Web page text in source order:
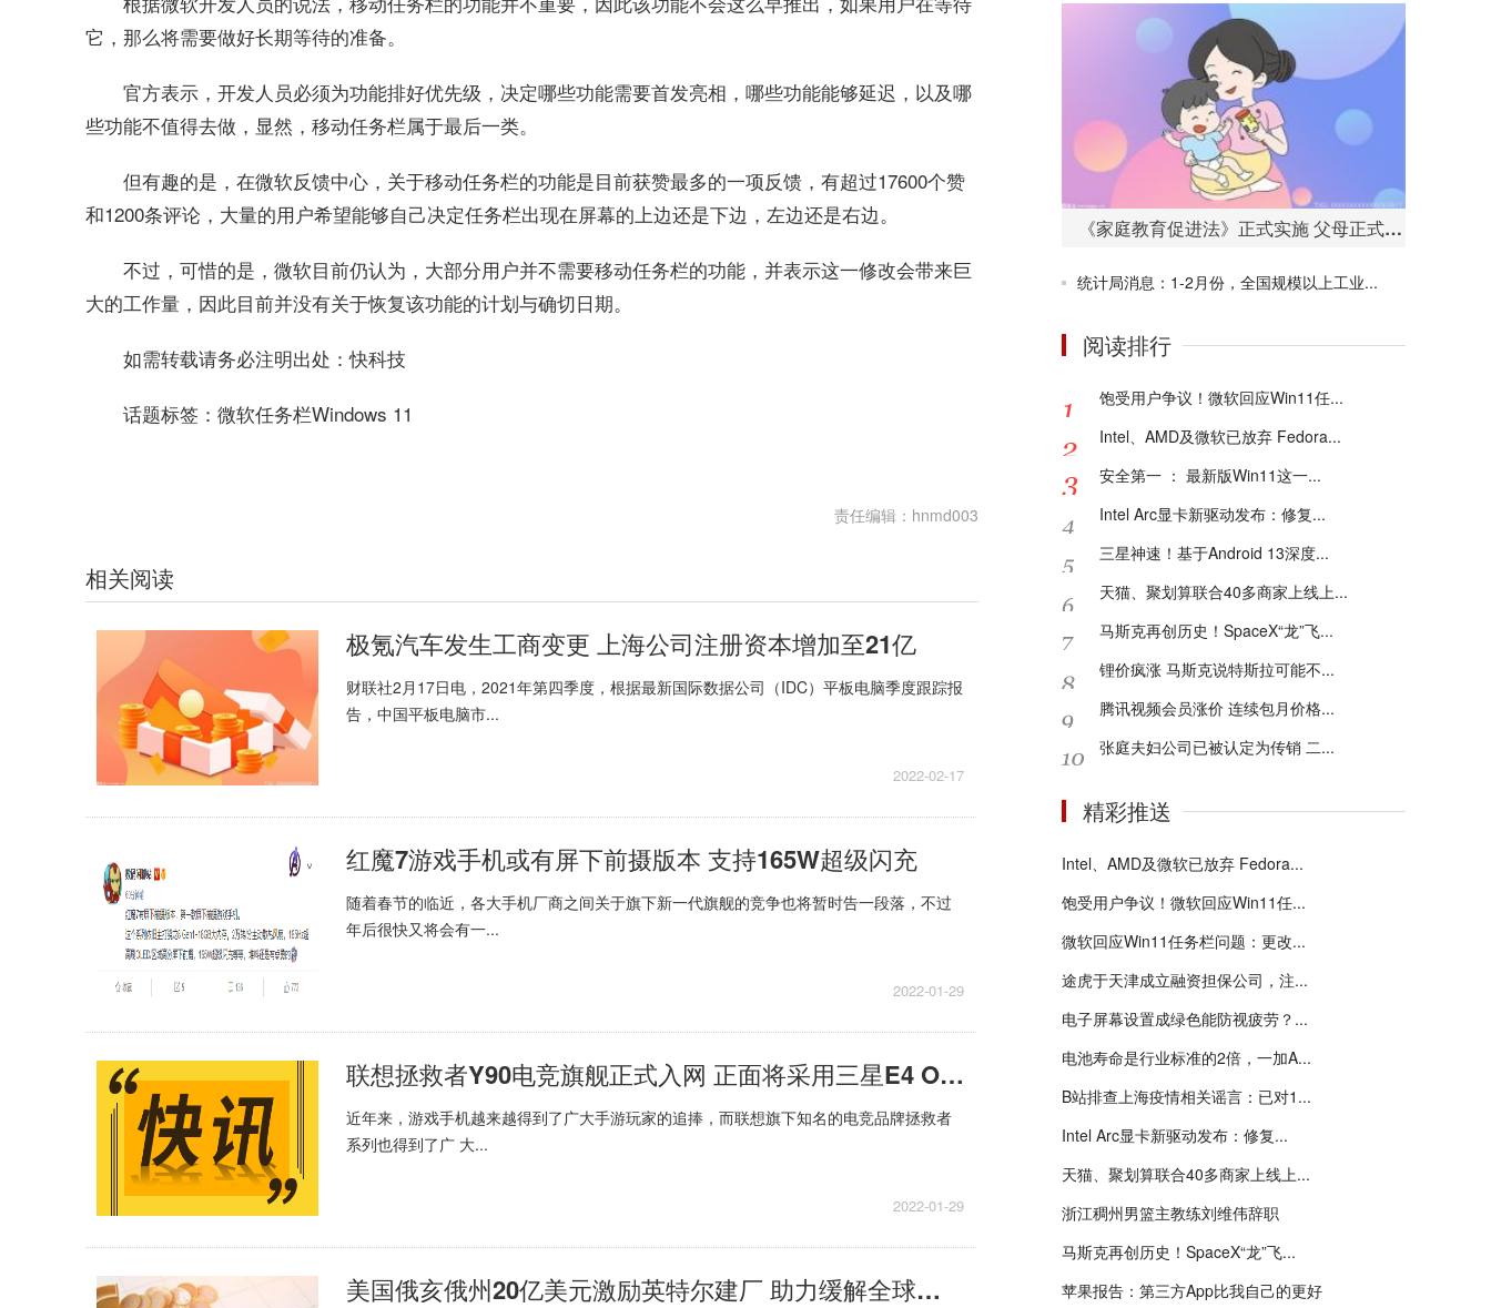
它，那么将需要做好长期等待的准备。
官方表示，开发人员必须为功能排好优先级，决定哪些功能需要首发亮相，哪些功能能够延迟，以及哪
些功能不值得去做，显然，移动任务栏属于最后一类。
但有趣的是，在微软反馈中心，关于移动任务栏的功能是目前获赞最多的一项反馈，有超过17600个赞
和1200条评论，大量的用户希望能够自己决定任务栏出现在屏幕的上边还是下边，左边还是右边。
不过，可惜的是，微软目前仍认为，大部分用户并不需要移动任务栏的功能，并表示这一修改会带来巨
大的工作量，因此目前并没有关于恢复该功能的计划与确切日期。
如需转载请务必注明出处：快科技
话题标签：微软任务栏Windows 11
责任编辑：hnmd003
相关阅读
极氪汽车发生工商变更 上海公司注册资本增加至21亿
财联社2月17日电，2021年第四季度，根据最新国际数据公司（IDC）平板电脑季度跟踪报
告，中国平板电脑市...
2022-02-17
红魔7游戏手机或有屏下前摄版本 支持165W超级闪充
随着春节的临近，各大手机厂商之间关于旗下新一代旗舰的竞争也将暂时告一段落，不过
年后很快又将会有一...
2022-01-29
联想拯救者Y90电竞旗舰正式入网 正面将采用三星E4 OLED屏幕
近年来，游戏手机越来越得到了广大手游玩家的追捧，而联想旗下知名的电竞品牌拯救者
系列也得到了广 大...
2022-01-29
美国俄亥俄州20亿美元激励英特尔建厂 助力缓解全球芯片短缺
《家庭教育促进法》正式实施 父母正式进入“依法带娃”时代
统计局消息：1-2月份，全国规模以上工业...
阅读排行
饱受用户争议！微软回应Win11任...
Intel、AMD及微软已放弃 Fedora...
安全第一 ： 最新版Win11这一...
Intel Arc显卡新驱动发布：修复...
三星神速！基于Android 13深度...
天猫、聚划算联合40多商家上线上...
马斯克再创历史！SpaceX“龙”飞...
锂价疯涨 马斯克说特斯拉可能不...
腾讯视频会员涨价 连续包月价格...
张庭夫妇公司已被认定为传销 二...
精彩推送
Intel、AMD及微软已放弃 Fedora...
饱受用户争议！微软回应Win11任...
微软回应Win11任务栏问题：更改...
途虎于天津成立融资担保公司，注...
电子屏幕设置成绿色能防视疲劳？...
电池寿命是行业标准的2倍，一加A...
B站排查上海疫情相关谣言：已对1...
Intel Arc显卡新驱动发布：修复...
天猫、聚划算联合40多商家上线上...
浙江稠州男篮主教练刘维伟辞职
马斯克再创历史！SpaceX“龙”飞...
苹果报告：第三方App比我自己的更好